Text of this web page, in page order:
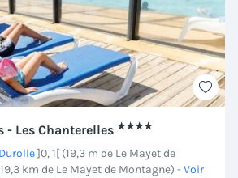
- Les Chanterelles ★★★★
]0, 1[ (19,3 m de Le Mayet de
km de Le Mayet de Montagne) -Voir